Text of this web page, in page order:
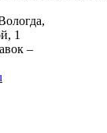
1
–